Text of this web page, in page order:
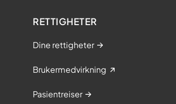
RETTIGHETER
Dine rettigheter
Brukermedvirkning
Pasientreiser